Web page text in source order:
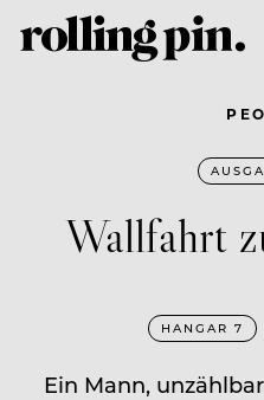
Wallfahrt
HANGAR 7
Ein Mann,